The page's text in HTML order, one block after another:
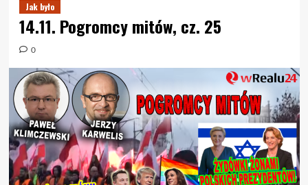
Jak było
14.11. Pogromcy mitów, cz. 25
0